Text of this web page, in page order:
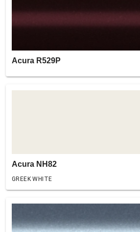
Acura R529P
Acura NH82
GREEK WHITE